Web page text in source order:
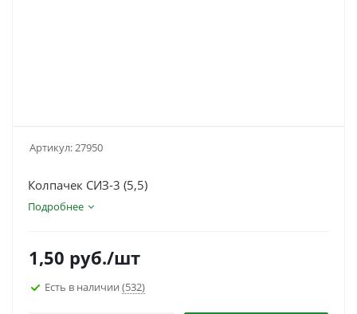
Артикул:27950
Колпачек СИЗ-3 (5,5)
Подробнее
1,50 руб./шт
Есть в наличии (532)